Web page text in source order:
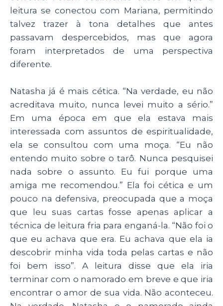
leitura se conectou com Mariana, permitindo
talvez trazer à tona detalhes que antes
passavam despercebidos, mas que agora
foram interpretados de uma perspectiva
diferente.
Natasha já é mais cética. “Na verdade, eu não
acreditava muito, nunca levei muito a sério.”
Em uma época em que ela estava mais
interessada com assuntos de espiritualidade,
ela se consultou com uma moça. “Eu não
entendo muito sobre o tarô. Nunca pesquisei
nada sobre o assunto. Eu fui porque uma
amiga me recomendou.” Ela foi cética e um
pouco na defensiva, preocupada que a moça
que leu suas cartas fosse apenas aplicar a
técnica de leitura fria para enganá-la. “Não foi o
que eu achava que era. Eu achava que ela ia
descobrir minha vida toda pelas cartas e não
foi bem isso”. A leitura disse que ela iria
terminar com o namorado em breve e que iria
encontrar o amor de sua vida. Não aconteceu.